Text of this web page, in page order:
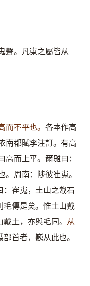
聲。凡嵬之屬皆从
而不平也。 各本作高
南都賦李注訂。有高
高而上平。爾雅曰：
。周南：陟彼崔嵬。
：崔嵬，土山之戴石
毛傳是矣。惟土山戴
土，亦與毛同。 从
首者，巍从此也。